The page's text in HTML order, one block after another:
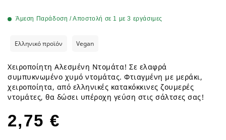
Άμεση Παράδοση / Αποστολή σε 1 με 3 εργάσιμες
Ελληνικό προϊόν Vegan
Χειροποίητη Αλεσμένη Ντομάτα! Σε ελαφρά
συμπυκνωμένο χυμό ντομάτας. Φτιαγμένη με μεράκι,
χειροποίητα, από ελληνικές κατακόκκινες ζουμερές
ντομάτες, θα δώσει υπέροχη γεύση στις σάλτσες σας!
2,75 €